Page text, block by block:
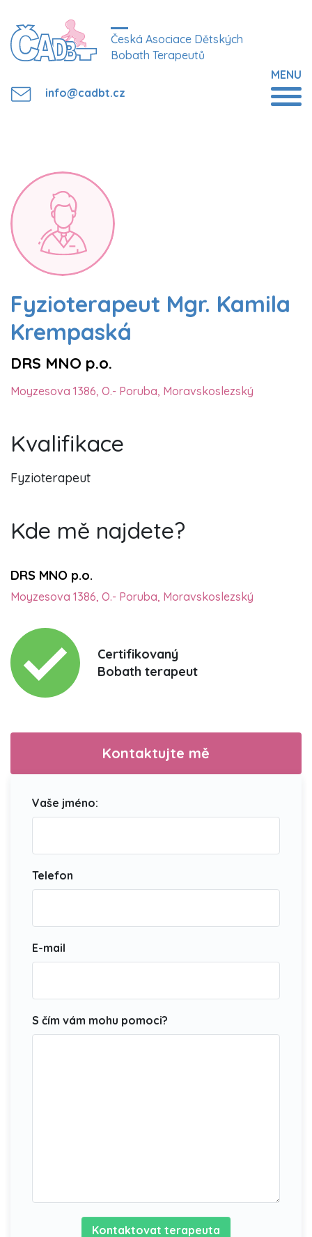
Česká Asociace Dětských
Bobath Terapeutů
info@cadbt.cz
MENU
Fyzioterapeut Mgr. Kamila
Krempaská
DRS MNO p.o.
Moyzesova 1386, O.- Poruba, Moravskoslezský
Kvalifikace
Fyzioterapeut
Kde mě najdete?
DRS MNO p.o.
Moyzesova 1386, O.- Poruba, Moravskoslezský
Certifikovaný
Bobath terapeut
Kontaktujte mě
Vaše jméno:
Telefon
E-mail
S čím vám mohu pomoci?
Kontaktovat terapeuta